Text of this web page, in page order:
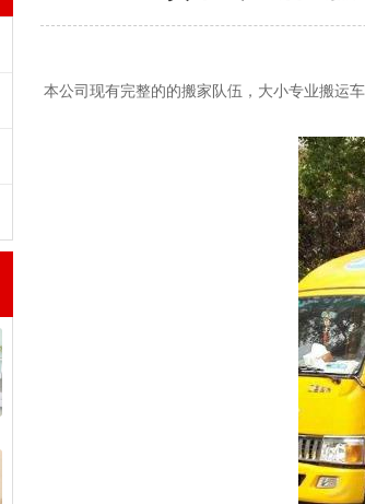
本公司现有完整的的搬家队伍，大小专业搬运